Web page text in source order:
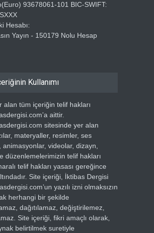
93678061-101 BIC-SWIFT:
Hesabı:
Yayın - 150179 Nolu Hesap
Kullanımı
alan tüm içeriğin telif hakları
aittir.
sitesinde yer alan
materyaller, resimler, ses
animasyonlar, videolar, dizayn,
düzenlemelerimizin telif hakları
telif hakları yasası gereğince
Site içeriği, İktibas Dergisi
yazılı izni olmaksızın
herhangi bir şekilde
dağıtılamaz, değiştirilemez,
Site içeriği, fikri amaçlı olarak,
belirtilmek suretiyle